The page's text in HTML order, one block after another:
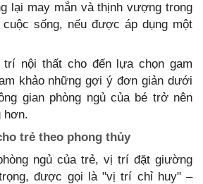
lại may mắn và thịnh vượng trong
sống, nếu được áp dụng một
nội thất cho đến lựa chọn gam
khảo những gợi ý đơn giản dưới
gian phòng ngủ của bé trở nên
hơn.
trẻ theo phong thủy
ngủ của trẻ, vị trí đặt giường
được gọi là "vị trí chỉ huy" –